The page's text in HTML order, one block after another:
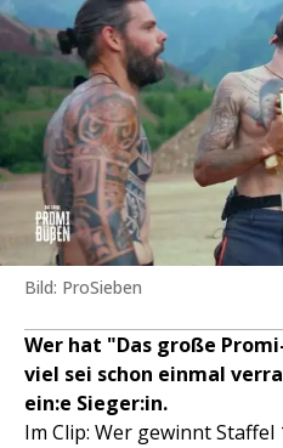
Bild: ProSieben
Wer hat "Das große
viel sei schon einmal
ein:e Sieger:in.
Im Clip: Wer gewinnt Staffel